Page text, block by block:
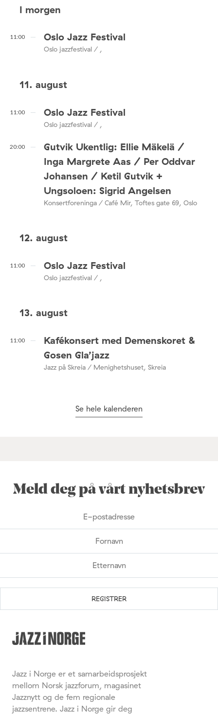
I morgen
11:00 Oslo Jazz Festival
Oslo jazzfestival / ,
11. august
11:00 Oslo Jazz Festival
Oslo jazzfestival / ,
20:00
Gutvik Ukentlig: Ellie Mäkelä /
Inga Margrete Aas / Per Oddvar
Johansen / Ketil Gutvik +
Ungsoloen: Sigrid Angelsen
Konsertforeninga / Café Mir, Toftes gate 69, Oslo
12. august
11:00 Oslo Jazz Festival
Oslo jazzfestival / ,
13. august
11:00
Kafékonsert med Demenskoret &
Gosen Gla’jazz
Jazz på Skreia / Menighetshuset, Skreia
Se hele kalenderen
Meld deg på vårt nyhetsbrev
Jazz i Norge er et samarbeidsprosjekt
mellom Norsk jazzforum, magasinet
Jazznytt og de fem regionale
jazzsentrene. Jazz i Norge gir deg